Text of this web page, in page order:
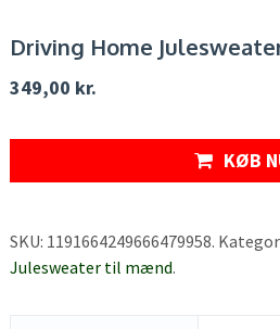
Driving Home
349,00 kr.
KØB
SKU: 1191664249666479958.
Julesweater til mænd.